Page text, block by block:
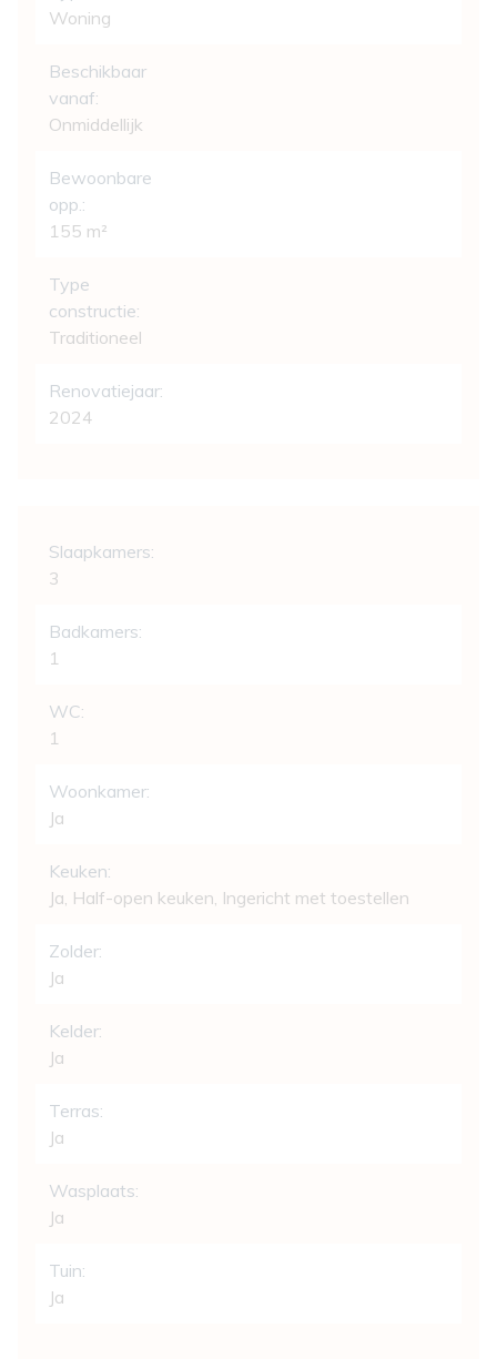
Woning
Beschikbaar
vanaf:
Onmiddellijk
Bewoonbare
opp.:
155 m²
Type
constructie:
Traditioneel
Renovatiejaar:
2024
Slaapkamers:
3
Badkamers:
1
WC:
1
Woonkamer:
Ja
Keuken:
Ja, Half-open keuken, Ingericht met toestellen
Zolder:
Ja
Kelder:
Ja
Terras:
Ja
Wasplaats:
Ja
Tuin:
Ja